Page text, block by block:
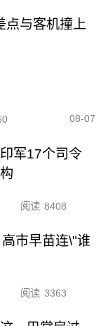
点与客机撞上
08-07
军17个司令
阅读 8408
市早苗连\"谁
阅读 3363